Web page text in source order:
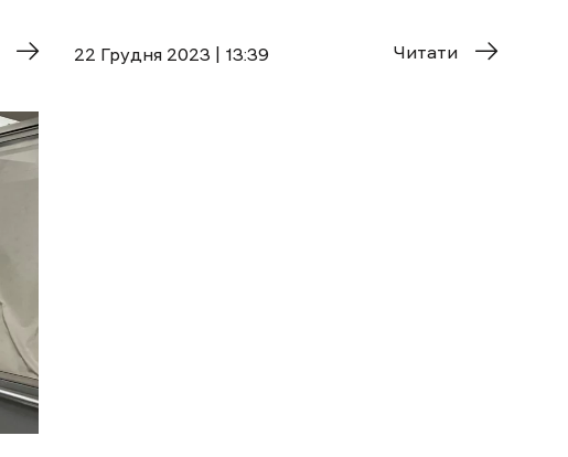
22 Грудня 2023 | 13:39 Читати